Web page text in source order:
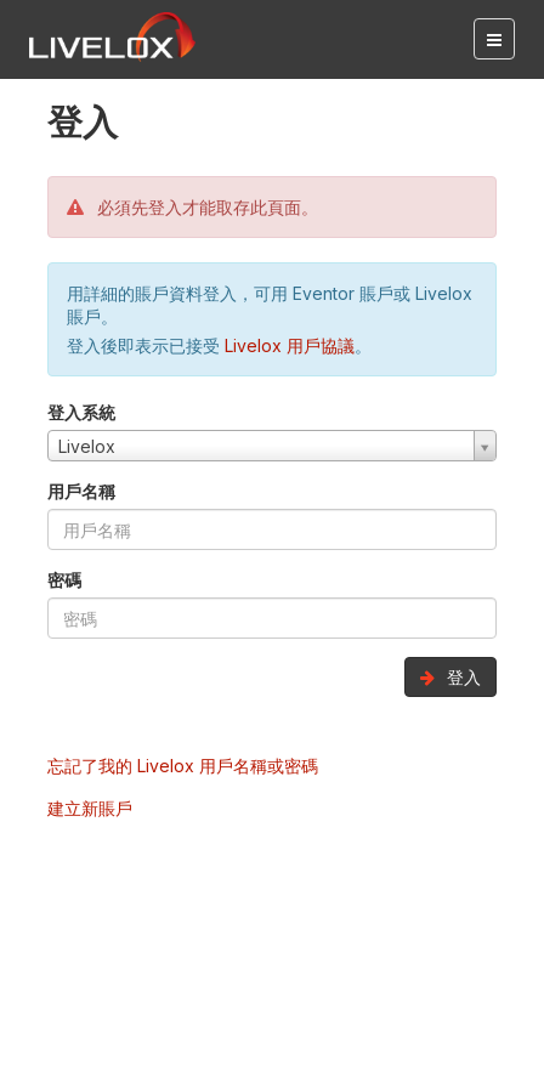
登入
必須先登入才能取存此頁面。
用詳細的賬戶資料登入，可用 Eventor 賬戶或 Livelox
賬戶。
登入後即表示已接受 Livelox 用戶協議。
登入系統
Livelox
用戶名稱
密碼
登入
忘記了我的 Livelox 用戶名稱或密碼
建立新賬戶